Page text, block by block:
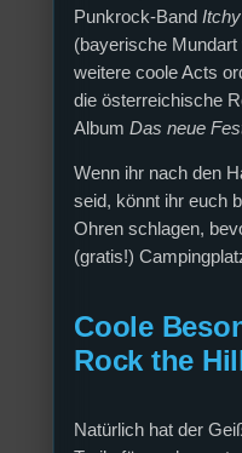
Punkrock-Band Itchy
(bayerische
weitere coole Acts
die österreichische
Album Das neue
Wenn ihr nach den
seid, könnt ihr euch
Ohren schlagen,
(gratis!)
Coole
Rock the
Natürlich hat der